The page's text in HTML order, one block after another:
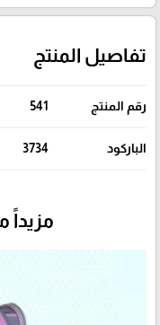
تفاصيل المنتج
رقم المنتج 541
الباركود 3734
مزيداً